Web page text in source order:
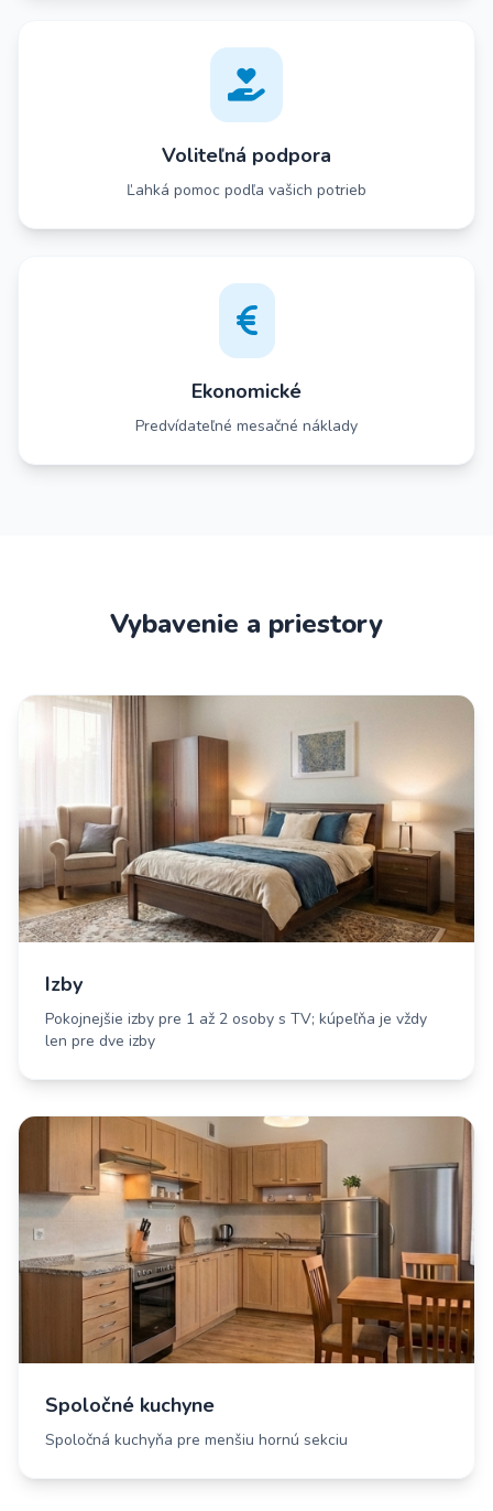
Voliteľná podpora
Ľahká pomoc podľa vašich potrieb
Ekonomické
Predvídateľné mesačné náklady
Vybavenie a priestory
Izby
Pokojnejšie izby pre 1 až 2 osoby s TV; kúpeľňa je vždy
len pre dve izby
Spoločné kuchyne
Spoločná kuchyňa pre menšiu hornú sekciu